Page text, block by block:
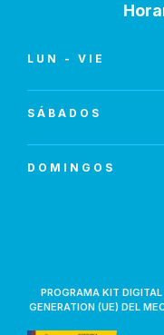
LUN - VIE
SÁBADOS
DOMINGOS
PROGRAMA KIT
GENERATION (UE) DEL